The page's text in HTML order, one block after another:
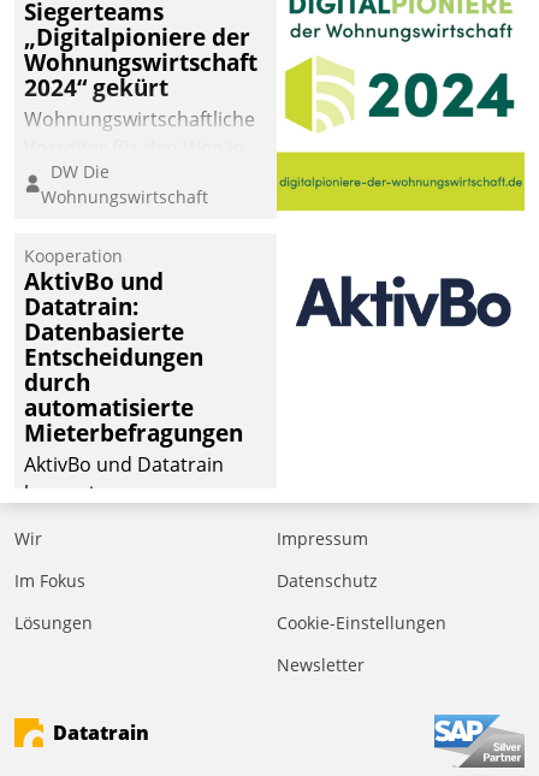
Siegerteams
„Digitalpioniere der
Wohnungswirtschaft
2024“ gekürt
Wohnungswirtschaftliche
eine digitale Zukunft zu
finden, ist das Ziel des
der
Wohnungswirtschaft“.
Bewerben können sich
dafür ein Team
bestehend aus
Wohnungsunternehmen
und PropTech.
DW Die
Wohnungswirtschaft
Kooperation
AktivBo und
Datatrain:
Datenbasierte
Entscheidungen
durch
automatisierte
Mieterbefragungen
AktivBo und Datatrain
kooperieren –
profitieren: Die nahtlose
Integration der Lösungen
Datatrain ermöglicht
Mieterbefragungen – eine
starke Grundlage für
Wir
Im Fokus
Lösungen
Impressum
Datenschutz
Cookie-Einstellungen
Newsletter
Datatrain